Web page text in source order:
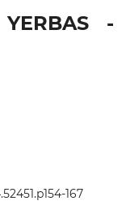
-
167